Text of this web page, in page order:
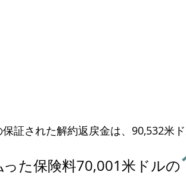
証された解約返戻金は、90,532米ド
た保険料70,001米ドルの